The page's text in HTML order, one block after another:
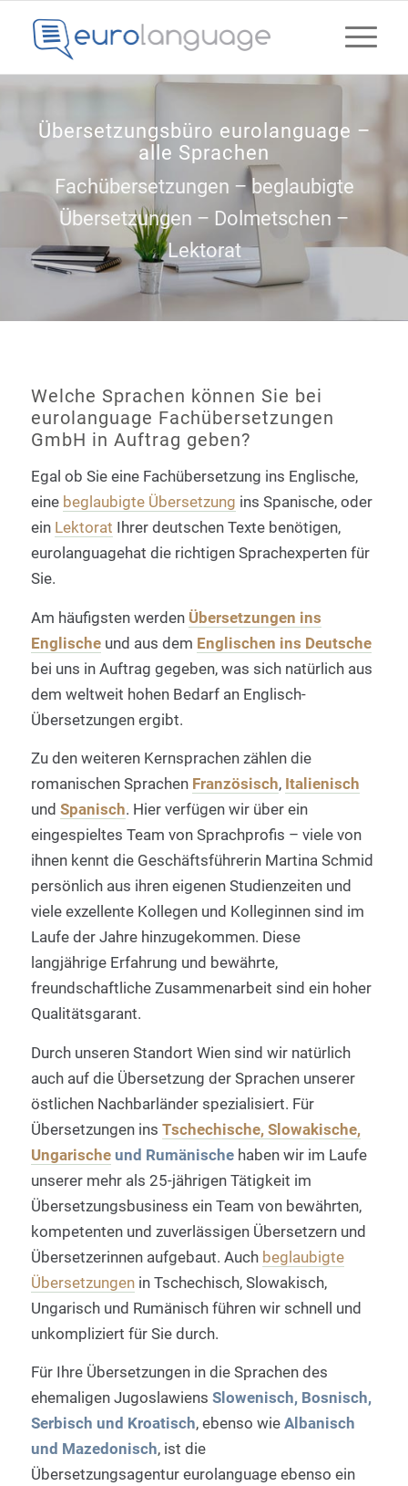
Übersetzungsbüro eurolanguage –
alle Sprachen
Fachübersetzungen – beglaubigte
Übersetzungen – Dolmetschen –
Lektorat
Welche Sprachen können Sie bei
eurolanguage Fachübersetzungen
GmbH in Auftrag geben?
Egal ob Sie eine Fachübersetzung ins Englische,
eine beglaubigte Übersetzung ins Spanische, oder
ein Lektorat Ihrer deutschen Texte benötigen,
eurolanguagehat die richtigen Sprachexperten für
Sie.
Am häufigsten werden Übersetzungen ins
Englischeund aus dem Englischen ins Deutsche
bei uns in Auftrag gegeben, was sich natürlich aus
dem weltweit hohen Bedarf an Englisch-
Übersetzungen ergibt.
Zu den weiteren Kernsprachen zählen die
romanischen Sprachen Französisch, Italienisch
und Spanisch. Hier verfügen wir über ein
eingespieltes Team von Sprachprofis – viele von
ihnen kennt die Geschäftsführerin Martina Schmid
persönlich aus ihren eigenen Studienzeiten und
viele exzellente Kollegen und Kolleginnen sind im
Laufe der Jahre hinzugekommen. Diese
langjährige Erfahrung und bewährte,
freundschaftliche Zusammenarbeit sind ein hoher
Qualitätsgarant.
Durch unseren Standort Wien sind wir natürlich
auch auf die Übersetzung der Sprachen unserer
östlichen Nachbarländer spezialisiert. Für
Übersetzungen ins Tschechische, Slowakische,
Ungarischeund Rumänischehaben wir im Laufe
unserer mehr als 25-jährigen Tätigkeit im
Übersetzungsbusiness ein Team von bewährten,
kompetenten und zuverlässigen Übersetzern und
Übersetzerinnen aufgebaut. Auch beglaubigte
Übersetzungenin Tschechisch, Slowakisch,
Ungarisch und Rumänisch führen wir schnell und
unkompliziert für Sie durch.
Für Ihre Übersetzungen in die Sprachen des
ehemaligen Jugoslawiens Slowenisch, Bosnisch,
Serbisch und Kroatisch, ebenso wie Albanisch
und Mazedonisch, ist die
Übersetzungsagentur eurolanguage ebenso ein